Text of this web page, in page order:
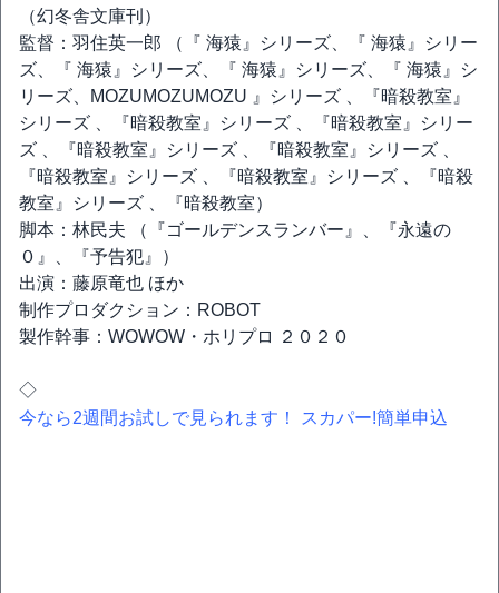
（幻冬舎文庫刊）
監督：羽住英一郎 （『 海猿』シリーズ、『 海猿』シリー
ズ、『 海猿』シリーズ、『 海猿』シリーズ、『 海猿』シ
リーズ、MOZUMOZUMOZU 』シリーズ 、『暗殺教室』
シリーズ 、『暗殺教室』シリーズ 、『暗殺教室』シリー
ズ 、『暗殺教室』シリーズ 、『暗殺教室』シリーズ 、
『暗殺教室』シリーズ 、『暗殺教室』シリーズ 、『暗殺
教室』シリーズ 、『暗殺教室）
脚本：林民夫 （『ゴールデンスランバー』、『永遠の
０』、『予告犯』）
出演：藤原竜也 ほか
制作プロダクション：ROBOT
製作幹事：WOWOW・ホリプロ ２０２０
◇
今なら2週間お試しで見られます！ スカパー!簡単申込